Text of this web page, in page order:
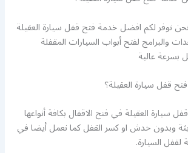
نحن نوفر لكم افضل خدمة فتح قفل سيارة العقيلة
والبرامج لفتح أبواب السيارات المقفلة
بسرعة عالية
قفل سيارة العقيلة؟
سيارة العقيلة في فتح الاقفال بكافة أنواعها
وبدون خدش او كسر القفل كما نعمل أيضا في
لقفل السيارة.